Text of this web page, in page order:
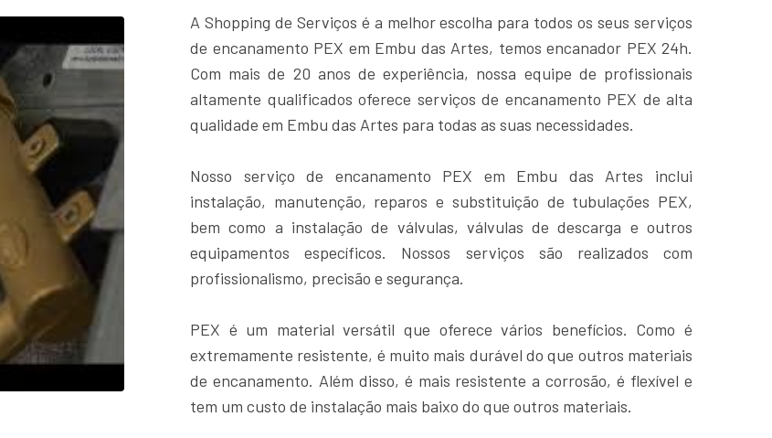
A Shopping de Serviços é a melhor escolha para todos os seus serviços
de encanamento PEX em Embu das Artes, temos encanador PEX 24h.
Com mais de 20 anos de experiência, nossa equipe de profissionais
altamente qualificados oferece serviços de encanamento PEX de alta
qualidade em Embu das Artes para todas as suas necessidades.
Nosso serviço de encanamento PEX em Embu das Artes inclui
instalação, manutenção, reparos e substituição de tubulações PEX,
bem como a instalação de válvulas, válvulas de descarga e outros
equipamentos específicos. Nossos serviços são realizados com
profissionalismo, precisão e segurança.
PEX é um material versátil que oferece vários benefícios. Como é
extremamente resistente, é muito mais durável do que outros materiais
de encanamento. Além disso, é mais resistente a corrosão, é flexível e
tem um custo de instalação mais baixo do que outros materiais.